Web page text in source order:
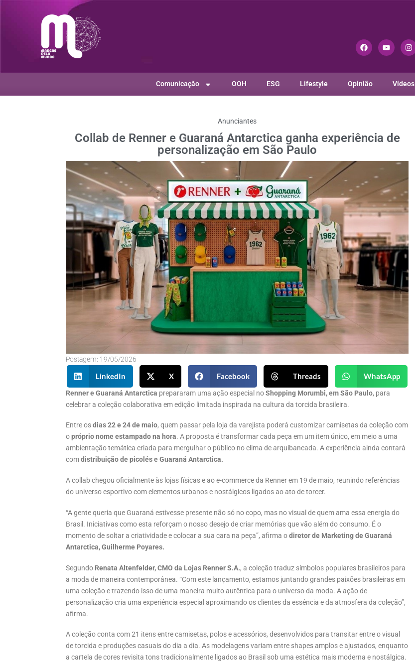
Comunicação OOH ESG Lifestyle Opinião Vídeos
Anunciantes
Collab de Renner e Guaraná Antarctica ganha experiência de
personalização em São Paulo
Postagem: 19/05/2026
LinkedIn X Facebook Threads WhatsApp
Renner e Guaraná Antarctica prepararam uma ação especial noShopping Morumbi, em São Paulo, para
celebrar a coleção colaborativa em edição limitada inspirada na cultura da torcida brasileira.
Entre osdias 22 e 24 de maio, quem passar pela loja da varejista poderá customizar camisetas da coleção com
opróprio nome estampado na hora. A proposta é transformar cada peça em um item único, em meio a uma
ambientação temática criada para mergulhar o público no clima de arquibancada. A experiência ainda contará
comdistribuição de picolés e Guaraná Antarctica.
A collab chegou oficialmente às lojas físicas e ao e-commerce da Renner em 19 de maio, reunindo referências
do universo esportivo com elementos urbanos e nostálgicos ligados ao ato de torcer.
“A gente queria que Guaraná estivesse presente não só no copo, mas no visual de quem ama essa energia do
Brasil. Iniciativas como esta reforçam o nosso desejo de criar memórias que vão além do consumo. É o
momento de soltar a criatividade e colocar a sua cara na peça”, afirma odiretor de Marketing de Guaraná
Antarctica, Guilherme Poyares.
Segundo Renata Altenfelder, CMO da Lojas Renner S.A., a coleção traduz símbolos populares brasileiros para
a moda de maneira contemporânea. “Com este lançamento, estamos juntando grandes paixões brasileiras em
uma coleção e trazendo isso de uma maneira muito autêntica para o universo da moda. A ação de
personalização cria uma experiência especial aproximando os clientes da essência e da atmosfera da coleção”,
afirma.
A coleção conta com 21 itens entre camisetas, polos e acessórios, desenvolvidos para transitar entre o visual
de torcida e produções casuais do dia a dia. As modelagens variam entre shapes amplos e ajustados, enquanto
a cartela de cores revisita tons tradicionalmente ligados ao Brasil sob uma estética mais moderna e nostálgica.